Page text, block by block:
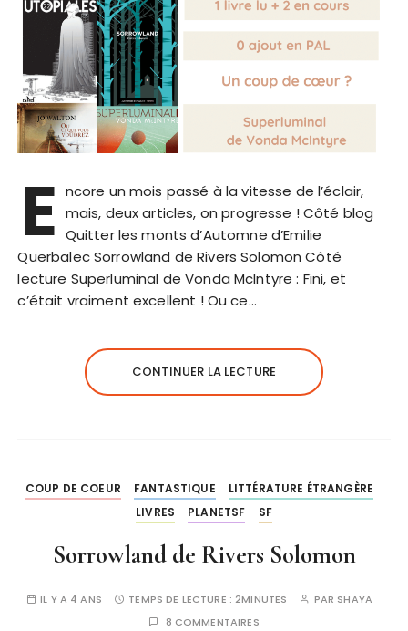
E ncore un mois passé à la vitesse de l’éclair,
mais, deux articles, on progresse ! Côté blog
Quitter les monts d’Automne d’Emilie
Querbalec Sorrowland de Rivers Solomon Côté
lecture Superluminal de Vonda McIntyre : Fini, et
c’était vraiment excellent ! Ou ce…
CONTINUER LA LECTURE
COUP DE COEUR FANTASTIQUE
LITTÉRATURE ÉTRANGÈRE
LIVRES
PLANETSF SF
Sorrowland de Rivers Solomon
IL Y A 4 ANS TEMPS DE LECTURE :2MINUTES PAR SHAYA
8 COMMENTAIRES